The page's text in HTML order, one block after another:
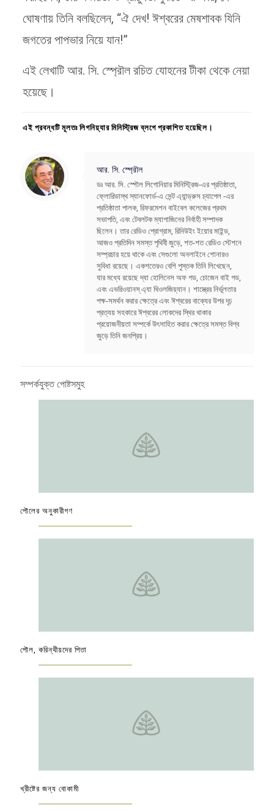
ঘোষণায় তিনি বলছিলেন, “ঐ দেখ! ঈশ্বরের মেষশাবক যিনি
জগতের পাপভার নিয়ে যান!”
এই লেখাটি আর. সি. স্প্রৌল রচিত যোহনের টীকা থেকে নেয়া
হয়েছে।
এই প্রবন্ধটি মূলতঃ লিগনিয়্যারমিনিস্ট্রিজ ব্লগে প্রকাশিত হয়েছিল।
আর. সি. স্প্রৌল
ডঃ আর. সি. স্পৌল লিগোনিয়ার মিনিস্ট্রিজ-এর প্রতিষ্ঠাতা,
ফ্লোরিডাস্থ স্যানফোর্ড-এ সেন্ট এ্যান্ড্রুস চ্যাপেল -এর
প্রতিষ্ঠাতা পালক, রিফরমেশন বাইবেল কলেজের প্রথম
সভাপতি, এবং টেবলটক ম্যাগাজিনের নির্বাহী সম্পাদক
ছিলেন। তার রেডিও প্রোগ্রাম, রিনিউইং ইয়োর মাইন্ড,
আজও প্রতিদিন সমস্ত পৃথিবী জুড়ে, শত-শত রেডিও স্টেশনে
সম্প্রচার হয়ে থাকে এবং সেগুলো অনলাইনে শোনারও
সুবিধা রয়েছে। একশতেরও বেশি পুস্তক তিনি লিখেছেন,
যার মধ্যে রয়েছে দ্যা হোলিনেস অফ গড, চোজেন বাই গড,
এবং এভরিওয়ানস্‌ এ্যা থিওলজিয়্যান। শাস্ত্রের নির্ভূলতার
পক্ষ-সমর্থন করার ক্ষেত্রে এবং ঈশ্বরের বাক্যের উপর দৃঢ়
প্রত্যয় সহকারে ঈশ্বরের লোকদের স্থির থাকার
প্রয়োজনীয়তা সম্পর্কে উৎসাহিত করার ক্ষেত্রে সমস্ত বিশ্ব
জুড়ে তিনি জনপ্রিয়।
সম্পর্কযুক্ত পোষ্টসমুহ
পৌলের অনুকারীগণ
পৌল, করিন্থীয়দের পিতা
খ্রীষ্টের জন্য বোকামী